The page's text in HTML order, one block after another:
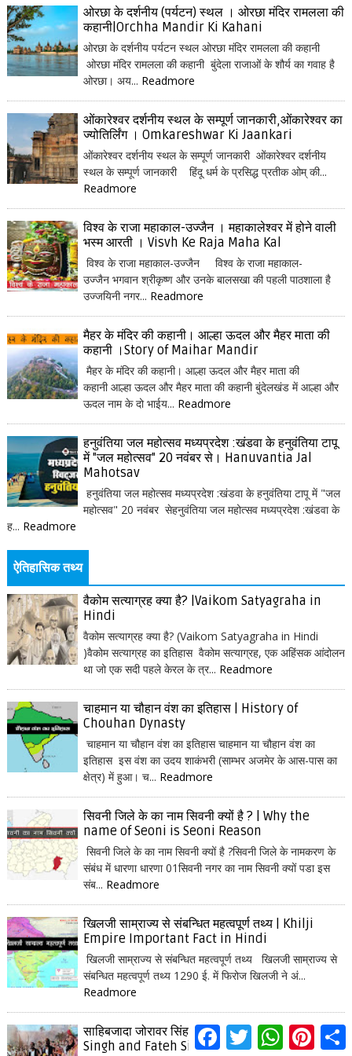
ओरछा के दर्शनीय (पर्यटन) स्थल । ओरछा मंदिर रामलला की
कहानी|Orchha Mandir Ki Kahani
ओरछा के दर्शनीय पर्यटन स्थल ओरछा मंदिर रामलला की कहानी
ओरछा मंदिर रामलला की कहानी बुंदेला राजाओं के शौर्य का गवाह है
ओरछा। अय... Readmore
ओंकारेश्वर दर्शनीय स्थल के सम्पूर्ण जानकारी,ओंकारेश्वर का
ज्योतिर्लिंग । Omkareshwar Ki Jaankari
ओंकारेश्वर दर्शनीय स्थल के सम्पूर्ण जानकारी ओंकारेश्वर दर्शनीय
स्थल के सम्पूर्ण जानकारी हिंदू धर्म के प्रसिद्ध प्रतीक ओम् की...
Readmore
विश्व के राजा महाकाल-उज्जैन । महाकालेश्वर में होने वाली
भस्म आरती । Visvh Ke Raja Maha Kal
विश्व के राजा महाकाल-उज्जैन विश्व के राजा महाकाल-
उज्जैन भगवान श्रीकृष्ण और उनके बालसखा की पहली पाठशाला है
उज्जयिनी नगर... Readmore
मैहर के मंदिर की कहानी। आल्हा ऊदल और मैहर माता की
कहानी ।Story of Maihar Mandir
मैहर के मंदिर की कहानी। आल्हा ऊदल और मैहर माता की
कहानी आल्हा ऊदल और मैहर माता की कहानी बुंदेलखंड में आल्हा और
ऊदल नाम के दो भाईय... Readmore
हनुवंतिया जल महोत्सव मध्यप्रदेश :खंडवा के हनुवंतिया टापू
में "जल महोत्सव" 20 नवंबर से। Hanuvantia Jal
Mahotsav
हनुवंतिया जल महोत्सव मध्यप्रदेश :खंडवा के हनुवंतिया टापू में "जल
महोत्सव" 20 नवंबर सेहनुवंतिया जल महोत्सव मध्यप्रदेश :खंडवा के
ह... Readmore
ऐतिहासिक तथ्य
वैकोम सत्याग्रह क्या है? |Vaikom Satyagraha in
Hindi
वैकोम सत्याग्रह क्या है? (Vaikom Satyagraha in Hindi
)वैकोम सत्याग्रह का इतिहास वैकोम सत्याग्रह, एक अहिंसक आंदोलन
था जो एक सदी पहले केरल के त्र... Readmore
चाहमान या चौहान वंश का इतिहास | History of
Chouhan Dynasty
चाहमान या चौहान वंश का इतिहास चाहमान या चौहान वंश का
इतिहास इस वंश का उदय शाकंभरी (साम्भर अजमेर के आस-पास का
क्षेत्र) में हुआ। च... Readmore
सिवनी जिले के का नाम सिवनी क्यों है ? | Why the
name of Seoni is Seoni Reason
सिवनी जिले के का नाम सिवनी क्यों है ?सिवनी जिले के नामकरण के
संबंध में धारणा धारणा 01सिवनी नगर का नाम सिवनी क्यों पडा इस
संब... Readmore
खिलजी साम्राज्य से संबन्धित महत्वपूर्ण तथ्य | Khilji
Empire Important Fact in Hindi
खिलजी साम्राज्य से संबन्धित महत्वपूर्ण तथ्य खिलजी साम्राज्य से
संबन्धित महत्वपूर्ण तथ्य 1290 ई. में फिरोज खिलजी ने अं...
Readmore
साहिबजादा जोरावर सिंह और फतेह सिंह कौन थे | Joravar
Singh and Fateh Singh in Hindi
T
W
P